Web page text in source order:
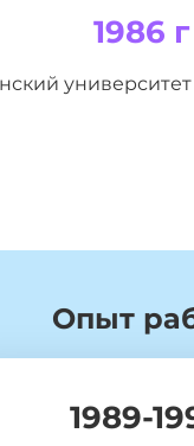
1986 г
Опыт
1989-